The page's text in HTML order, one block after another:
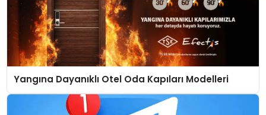
Yangına Dayanıklı Otel Oda Kapıları Modelleri